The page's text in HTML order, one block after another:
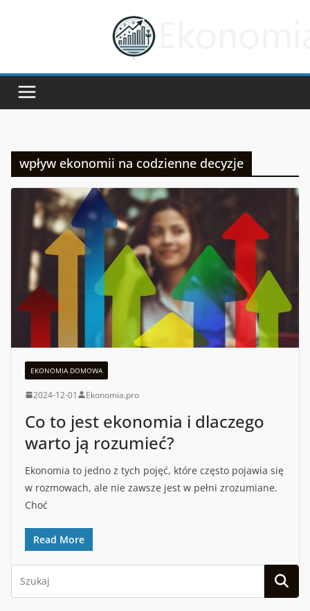
wpływ ekonomii na codzienne decyzje
EKONOMIA DOMOWA
2024-12-01 Ekonomia.pro
Co to jest ekonomia i dlaczego
warto ją rozumieć?
Ekonomia to jedno z tych pojęć, które często pojawia się
w rozmowach, ale nie zawsze jest w pełni zrozumiane.
Choć
Read More